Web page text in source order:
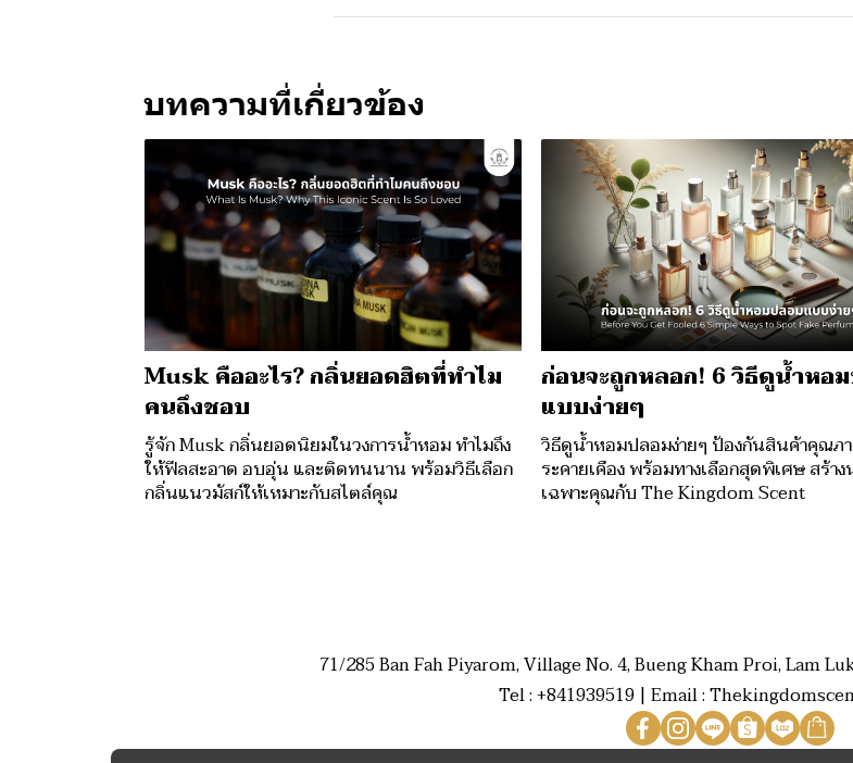
บทความที่เกี่ยวข้อง
Musk คืออะไร? กลิ่นยอดฮิตที่ทำไม
คนถึงชอบ
รู้จัก Musk กลิ่นยอดนิยมในวงการน้ำหอม ทำไมถึง
ให้ฟีลสะอาด อบอุ่น และติดทนนาน พร้อมวิธีเลือก
กลิ่นแนวมัสก์ให้เหมาะกับสไตล์คุณ
ก่อนจะถูกหลอก! 6 วิธีดูน้ำหอ
แบบง่ายๆ
วิธีดูน้ำหอมปลอมง่ายๆ ป้องกันสินค้าคุณภ
ระคายเคือง พร้อมทางเลือกสุดพิเศษ สร้า
เฉพาะคุณกับ The Kingdom Scent
71/285 Ban Fah Piyarom, Village No. 4, Bueng Kham Proi, Lam
Tel : +841939519 | Email :